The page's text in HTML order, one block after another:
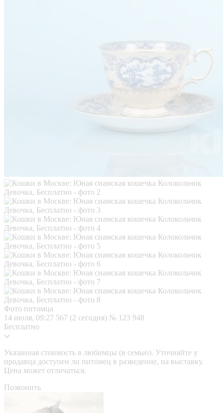
Фото питомца
14 июля, 09:27 567 (2 сегодня) № 123 948
Бесплатно
Указанная стоимость в любимцы (в семью). Уточняйте у
продавца доступен ли питомец в разведение, на выставку.
Цена может отличаться.
Позвонить